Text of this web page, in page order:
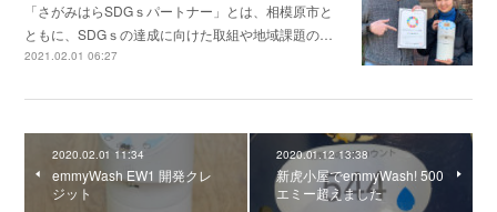
「さがみはらSDGｓパートナー」とは、相模原市と
ともに、SDGｓの達成に向けた取組や地域課題の…
2021.02.01 06:27
2020.02.01 11:34
emmyWash EW1 開発クレ
ジット
2020.01.12 13:38
新虎小屋でemmyWash! 500
エミー超えました